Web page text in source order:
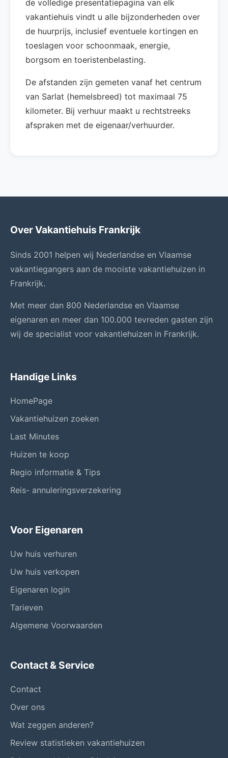
de volledige presentatiepagina van elk
vakantiehuis vindt u alle bijzonderheden over
de huurprijs, inclusief eventuele kortingen en
toeslagen voor schoonmaak, energie,
borgsom en toeristenbelasting.
De afstanden zijn gemeten vanaf het centrum
van Sarlat (hemelsbreed) tot maximaal 75
kilometer. Bij verhuur maakt u rechtstreeks
afspraken met de eigenaar/verhuurder.
Over Vakantiehuis Frankrijk
Sinds 2001 helpen wij Nederlandse en Vlaamse
vakantiegangers aan de mooiste vakantiehuizen in
Frankrijk.
Met meer dan 800 Nederlandse en Vlaamse
eigenaren en meer dan 100.000 tevreden gasten zijn
wij de specialist voor vakantiehuizen in Frankrijk.
Handige Links
HomePage
Vakantiehuizen zoeken
Last Minutes
Huizen te koop
Regio informatie & Tips
Reis- annuleringsverzekering
Voor Eigenaren
Uw huis verhuren
Uw huis verkopen
Eigenaren login
Tarieven
Algemene Voorwaarden
Contact & Service
Contact
Over ons
Wat zeggen anderen?
Review statistieken vakantiehuizen